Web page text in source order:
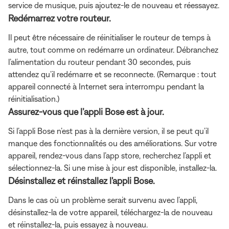
service de musique, puis ajoutez-le de nouveau et réessayez.
Redémarrez votre routeur.
Il peut être nécessaire de réinitialiser le routeur de temps à
autre, tout comme on redémarre un ordinateur. Débranchez
l’alimentation du routeur pendant 30 secondes, puis
attendez qu’il redémarre et se reconnecte. (Remarque : tout
appareil connecté à Internet sera interrompu pendant la
réinitialisation.)
Assurez-vous que l’appli Bose est à jour.
Si l’appli Bose n’est pas à la dernière version, il se peut qu’il
manque des fonctionnalités ou des améliorations. Sur votre
appareil, rendez-vous dans l’app store, recherchez l’appli et
sélectionnez-la. Si une mise à jour est disponible, installez-la.
Désinstallez et réinstallez l'appli Bose.
Dans le cas où un problème serait survenu avec l’appli,
désinstallez-la de votre appareil, téléchargez-la de nouveau
et réinstallez-la, puis essayez à nouveau.